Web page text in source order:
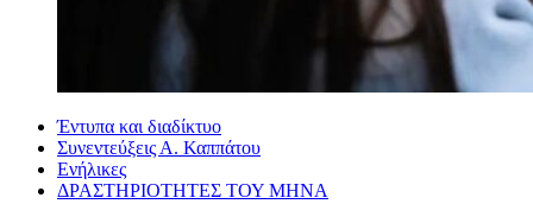
Έντυπα και διαδίκτυο
Συνεντεύξεις Α. Καππάτου
Ενήλικες
ΔΡΑΣΤΗΡΙΟΤΗΤΕΣ ΤΟΥ ΜΗΝΑ